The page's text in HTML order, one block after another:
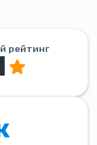
рейтинг